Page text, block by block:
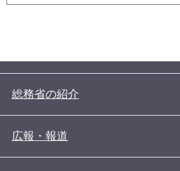
総務省の紹介
広報・報道